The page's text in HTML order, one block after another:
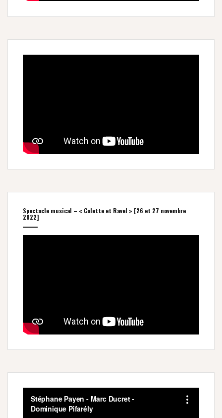
Spectacle musical – « Colette et Ravel » [26 et 27 novembre
2022]